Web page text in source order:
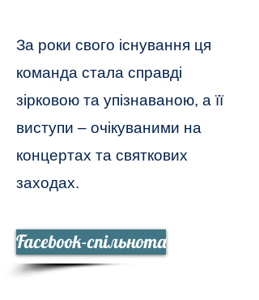
За роки свого існування ця
команда стала справді
зірковою та упізнаваною, а її
виступи – очікуваними на
концертах та святкових
заходах.
Facebook-спільнота